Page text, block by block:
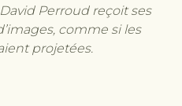
Perroud reçoit ses
comme si les
projetées.